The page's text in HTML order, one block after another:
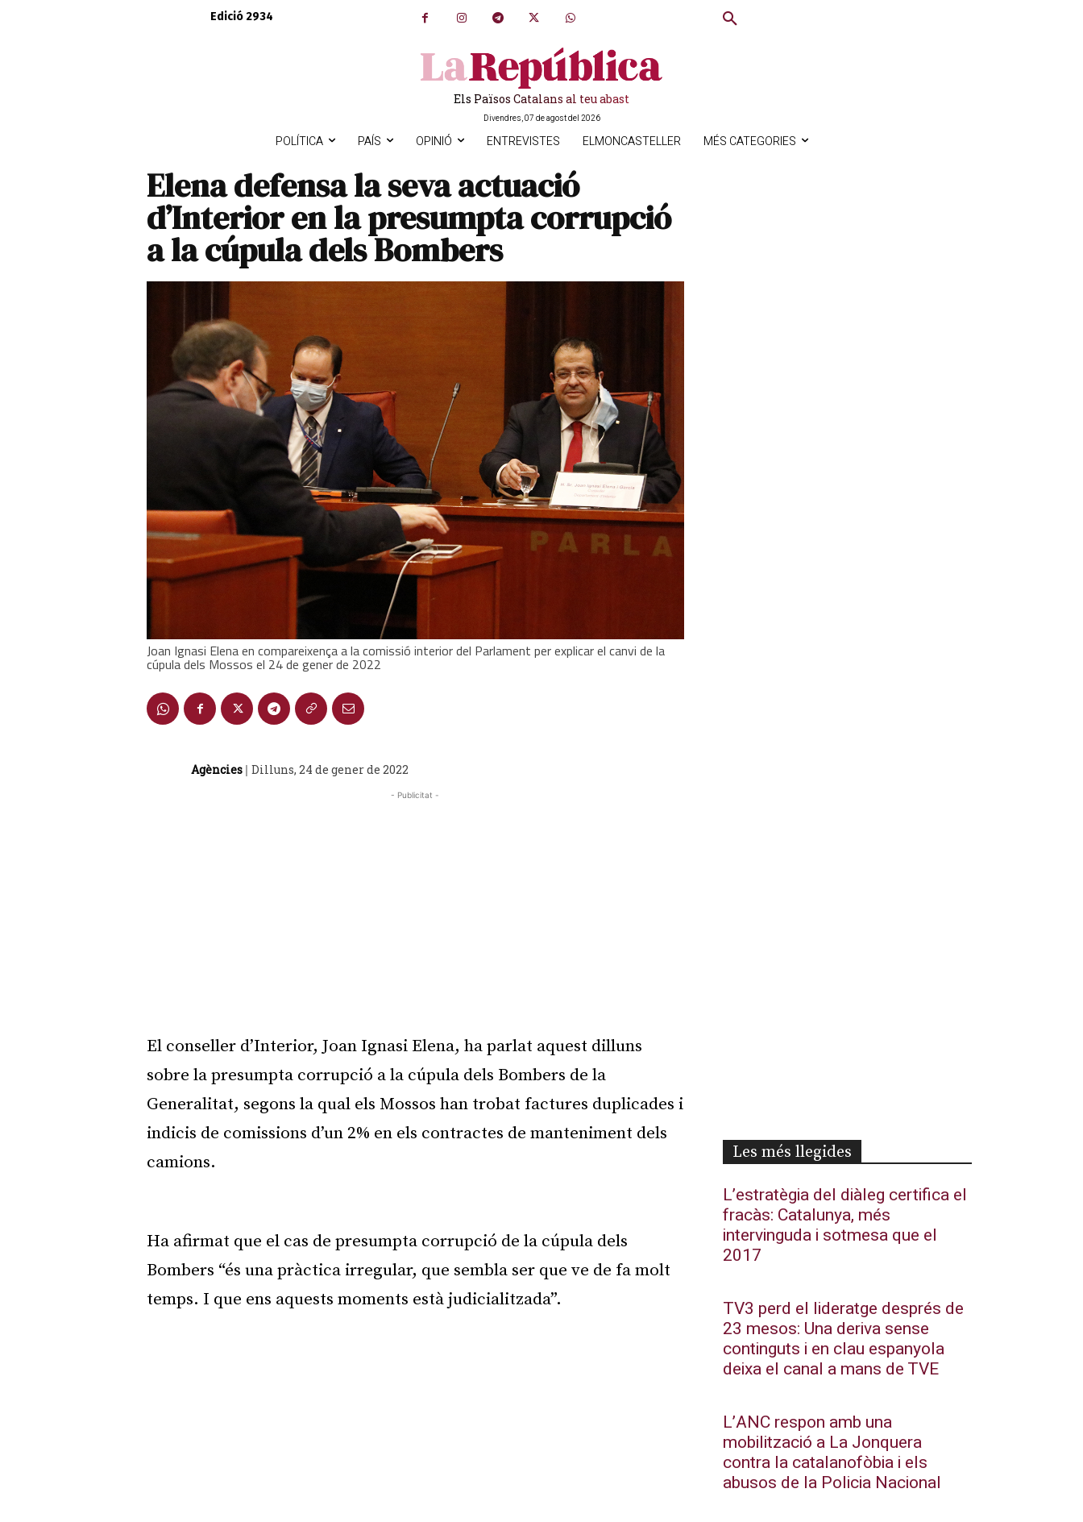
Edició 2934
Els Països Catalans al teu abast
Divendres, 07 de agost del 2026
POLÍTICA PAÍS OPINIÓ ENTREVISTES ELMONCASTELLER MÉS CATEGORIES
Elena defensa la seva actuació
d’Interior en la presumpta corrupció
a la cúpula dels Bombers
Joan Ignasi Elena en compareixença a la comissió interior del Parlament per explicar el canvi de la
cúpula dels Mossos el 24 de gener de 2022
Agències | Dilluns, 24 de gener de 2022
- Publicitat -
El conseller d’Interior, Joan Ignasi Elena, ha parlat aquest dilluns
sobre la presumpta corrupció a la cúpula dels Bombers de la
Generalitat, segons la qual els Mossos han trobat factures duplicades i
indicis de comissions d’un 2% en els contractes de manteniment dels
camions.
Ha afirmat que el cas de presumpta corrupció de la cúpula dels
Bombers “és una pràctica irregular, que sembla ser que ve de fa molt
temps. I que ens aquests moments està judicialitzada”.
Les més llegides
L’estratègia del diàleg certifica el
fracàs: Catalunya, més
intervinguda i sotmesa que el
2017
TV3 perd el lideratge després de
23 mesos: Una deriva sense
continguts i en clau espanyola
deixa el canal a mans de TVE
L’ANC respon amb una
mobilització a La Jonquera
contra la catalanofòbia i els
abusos de la Policia Nacional